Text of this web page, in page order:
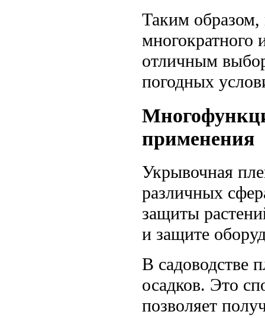
Таким образом,
многократного
отличным
погодных
применения
Укрывочная
различных
защиты
и защите
В садоводстве
осадков. Это
позволяет